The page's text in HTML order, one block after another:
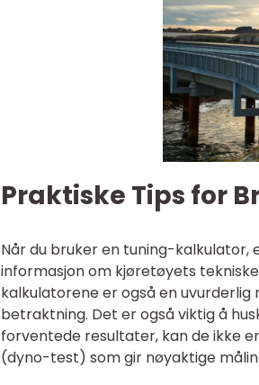
Praktiske Tips for
Når du bruker en tuning-
informasjon om kjøretøyets
kalkulatorene er også en
betraktning. Det er også viktig å
forventede resultater, kan de ikke
(dyno-test) som gir nøyaktige